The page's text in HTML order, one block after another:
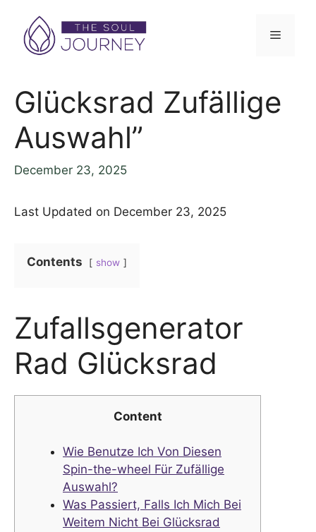
content
Menu
Glücksrad Zufällige
Auswahl”
December 23, 2025
Last Updated on December 23, 2025
Contents show
Zufallsgenerator
Rad Glücksrad
Content
Wie Benutze Ich Von Diesen
Spin-the-wheel Für Zufällige
Auswahl?
Was Passiert, Falls Ich Mich Bei
Weitem Nicht Bei Glücksrad